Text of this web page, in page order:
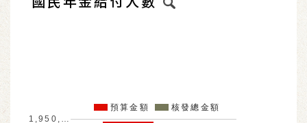
預算金額 核發總金額
1,950,…